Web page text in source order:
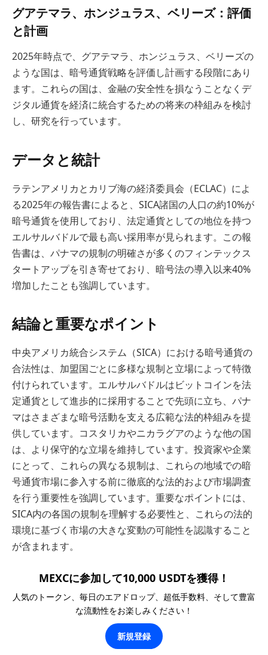
グアテマラ、ホンジュラス、ベリーズ：評価
と計画
2025年時点で、グアテマラ、ホンジュラス、ベリーズの
ような国は、暗号通貨戦略を評価し計画する段階にあり
ます。これらの国は、金融の安全性を損なうことなくデ
ジタル通貨を経済に統合するための将来の枠組みを検討
し、研究を行っています。
データと統計
ラテンアメリカとカリブ海の経済委員会（ECLAC）によ
る2025年の報告書によると、SICA諸国の人口の約10%が
暗号通貨を使用しており、法定通貨としての地位を持つ
エルサルバドルで最も高い採用率が見られます。この報
告書は、パナマの規制の明確さが多くのフィンテックス
タートアップを引き寄せており、暗号法の導入以来40%
増加したことも強調しています。
結論と重要なポイント
中央アメリカ統合システム（SICA）における暗号通貨の
合法性は、加盟国ごとに多様な規制と立場によって特徴
付けられています。エルサルバドルはビットコインを法
定通貨として進歩的に採用することで先頭に立ち、パナ
マはさまざまな暗号活動を支える広範な法的枠組みを提
供しています。コスタリカやニカラグアのような他の国
は、より保守的な立場を維持しています。投資家や企業
にとって、これらの異なる規制は、これらの地域での暗
号通貨市場に参入する前に徹底的な法的および市場調査
を行う重要性を強調しています。重要なポイントには、
SICA内の各国の規制を理解する必要性と、これらの法的
環境に基づく市場の大きな変動の可能性を認識すること
が含まれます。
MEXCに参加して10,000 USDTを獲得！
人気のトークン、毎日のエアドロップ、超低手数料、そして豊富
な流動性をお楽しみください！
新規登録